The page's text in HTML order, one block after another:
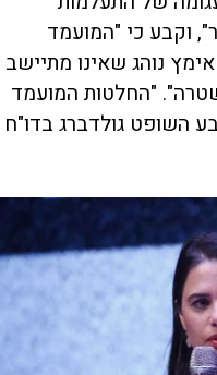
וקבע כי "המועמד
נוהג שאינו מתיישב
"החלטות המועמד
השופט גולדברג בדו"ח